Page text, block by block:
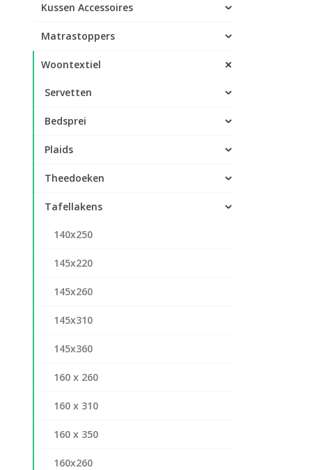
Kussen Accessoires
Matrastoppers
Woontextiel
Servetten
Bedsprei
Plaids
Theedoeken
Tafellakens
140x250
145x220
145x260
145x310
145x360
160 x 260
160 x 310
160 x 350
160x260